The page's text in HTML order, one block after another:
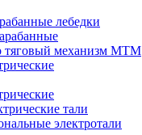
лебедки
тяговый механизм МТМ
тали
электротали